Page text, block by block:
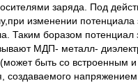
заряда. Под
изменении
Таким боразом потенциал
МДП- металл-
быть со встроенным
создаваемого